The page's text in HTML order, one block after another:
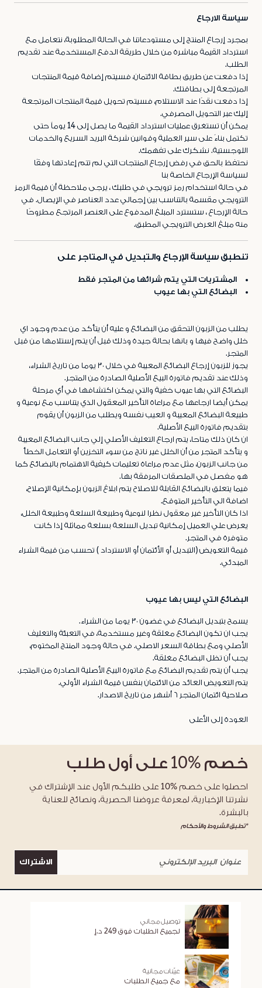
سياسة الارجاع
بمجرد إرجاع المنتج إلى مستودعاتنا في الحالة المطلوبة، نتعامل مع
استرداد القيمة مباشرة من خلال طريقة الدفع المستخدمة عند تقديم
الطلب.
إذا دفعت عن طريق بطاقة الائتمان، فسيتم إضافة قيمة المنتجات
المرتجعة إلى بطاقتك.
إذا دفعت نقدًا عند الاستلام، فسيتم تحويل قيمة المنتجات المرتجعة
إليك عبر التحويل المصرفي.
يمكن أن تستغرق عمليات استرداد القيمة ما يصل إلى 14 يوماً حتى
تكتمل بناءً على سير العملية وقوانين شركة البريد السريع والخدمات
اللوجستية. نشكرك على تفهمك.
نحتفظ بالحق في رفض إرجاع المنتجات التي لم تتم إعادتها وفقًا
لسياسة الإرجاع الخاصة بنا
في حالة استخدام رمز ترويجي في طلبك ، يرجى ملاحظة أن قيمة الرمز
الترويجي مقسمة بالتناسب بين إجمالي عدد العناصر في الإيصال. في
حالة الإرجاع ، ستسترد المبلغ المدفوع على العنصر المرتجع مطروحًا
منه مبلغ العرض الترويجي المطبق.
تنطبق سياسة الإرجاع والتبديل في المتاجر على
المشتريات التي يتم شرائها من المتجر فقط
البضائع التي بها عيوب
يطلب من الزبون التحقق من البضائع و عليه أن يتأكد من عدم وجود اي
خلل واضح فيها و بانها بحالة جيدة وذلك قبل أن يتم إستلامها من قبل
المتجر.
يجوز للزبون إرجاع البضائع المعيبة في خلال ٣٠ يوما من تاريخ الشراء،
وذلك عند تقديم فاتورة البيع الأصلية الصادرة من المتجر.
البضائع التي بها عيوب خفية والتي يمكن اكتشافها في أي مرحلة
يمكن أيضا ارجاعها مع مراعاة التأخير المعقول الذي يتناسب مع نوعية و
طبيعة البضائع المعيبة و العيب نفسه ويطلب من الزبون أن يقوم
بتقديم فاتورة البيع الأصلية.
ان كان ذلك متاحا، يتم ارجاع التغليف الأصلي إلي جانب البضائع المعيبة
و يتأكد المتجر من أن الخلل غير ناتج من سوء التخزين أو التعامل الخطأ
من جانب الزبون، مثل عدم مراعاة تعليمات كيفية الاهتمام بالبضائع كما
هو مفصل في الملصقات المرفقة بها.
فيما يتعلق بالبضائع القابلة للاصلاح يتم ابلاغ الزبون بإمكانية الإصلاح،
اضافة الي التأخير المتوقع.
اذا كان التأخير غير معقول نظرا لنوعية وطبيعة السلعة وطبيعة الخلل،
يعرض علي العميل إمكانية تبديل السلعة بسلعة مماثلة إذا كانت
متوفرة في المتجر.
قيمة التعويض (التبديل أو الأئتمان أو الاسترداد ) تحسب من قيمة الشراء
المبدئي.
البضائع التي ليس بها عيوب
يسمح بتبديل البضائع في غضون ٣٠ يوما من الشراء.
يجب ان تكون البضائع مغلقة وغير مستخدمة، في التعبئة والتغليف
الأصلي ومع بطاقة السعر الاصلي. في حالة وجود المنتج المختوم،
يجب أن تظل البضائع مغلقة.
يجب أن يتم تقديم البضائع مع فاتورة البيع الأصلية الصادرة من المتجر.
يتم التعويض العائد من الائتمان بنفس قيمة الشراء الأولي.
صلاحية ائتمان المتجر ٦ أشهر من تاريخ الاصدار.
العودة إلى الأعلى
خصم %10 على أول طلب
احصلوا على خصم %10 على طلبكم الأول عند الإشتراك في
نشرتنا الإخبارية، لمعرفة عروضنا الحصرية، ونصائح للعناية
بالبشرة.
*تطبق الشروط والأحكام
الاشتراك
توصيل مجاني
لجميع الطلبات فوق 249 د.إ
عيّنات مجانية
مع جميع الطلبات